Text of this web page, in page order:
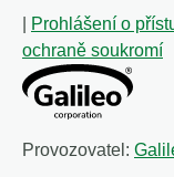
Prohlášení o
ochraně soukromí
Provozovatel: